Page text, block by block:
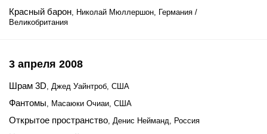
Красный барон, Николай Мюллершон, Германия /
Великобритания
3 апреля 2008
Шрам 3D, Джед Уайнтроб, США
Фантомы, Масаюки Очиаи, США
Открытое пространство, Денис Нейманд, Россия